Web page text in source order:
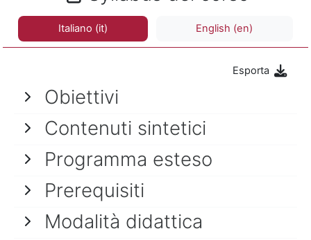
Italiano ‎(it)‎ English ‎(en)‎
Esporta
Obiettivi
Contenuti sintetici
Programma esteso
Prerequisiti
Modalità didattica